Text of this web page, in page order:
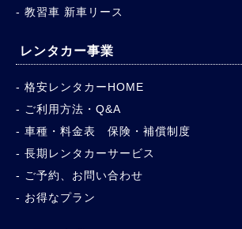
教習車 新車リース
レンタカー事業
格安レンタカーHOME
ご利用方法・Q&A
車種・料金表 保険・補償制度
長期レンタカーサービス
ご予約、お問い合わせ
お得なプラン